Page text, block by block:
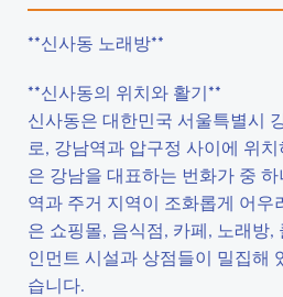
**신사동 노래방**
**신사동의 위치와 활기**
신사동은 대한민국 서울특별시
로, 강남역과 압구정 사이에 위
은 강남을 대표하는 번화가 중
역과 주거 지역이 조화롭게 어우
은 쇼핑몰, 음식점, 카페, 노래방,
인먼트 시설과 상점들이 밀집해
습니다.